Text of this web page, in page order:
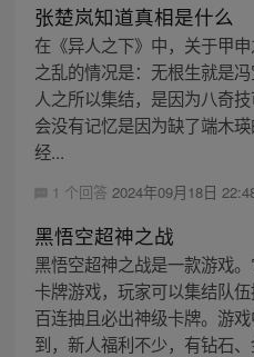
张楚岚知道真相是什么
在《异人之下》中，关于甲
之乱的情况是：无根生就是
人之所以集结，是因为八奇
会没有记忆是因为缺了端木
经...
1 个回答 2024年09月18日
黑悟空超神之战
黑悟空超神之战是一款游戏
卡牌游戏，玩家可以集结队
百连抽且必出神级卡牌。游
到，新人福利不少，有钻石